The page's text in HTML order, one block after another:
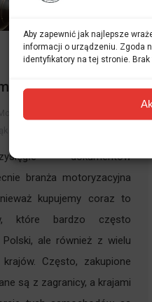
Aby zapewnić jak najlepsze
informacji o urządzeniu. Zgoda
identyfikatory na tej stronie.
przysięgłe
dokumentów
branża motoryzacyjna
kupujemy coraz to
które bardzo często
ale również z wielu
Często, zakupione
są z zagranicy, a krajami